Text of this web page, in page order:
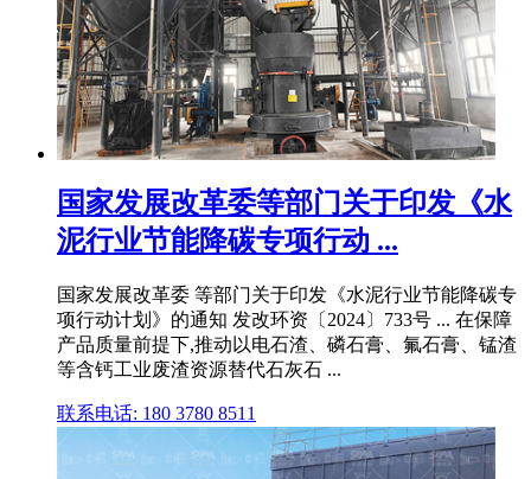
国家发展改革委等部门关于印发《水
泥行业节能降碳专项行动 ...
国家发展改革委 等部门关于印发《水泥行业节能降碳专
项行动计划》的通知 发改环资〔2024〕733号 ... 在保障
产品质量前提下,推动以电石渣、磷石膏、氟石膏、锰渣
等含钙工业废渣资源替代石灰石 ...
联系电话: 180 3780 8511